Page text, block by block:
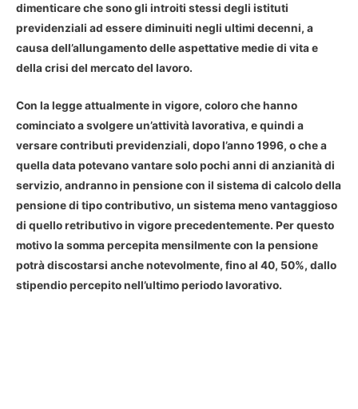
dimenticare che sono gli introiti stessi degli istituti
previdenziali ad essere diminuiti negli ultimi decenni, a
causa dell’allungamento delle aspettative medie di vita e
della crisi del mercato del lavoro.
Con la legge attualmente in vigore, coloro che hanno
cominciato a svolgere un’attività lavorativa, e quindi a
versare contributi previdenziali, dopo l’anno 1996, o che a
quella data potevano vantare solo pochi anni di anzianità di
servizio, andranno in pensione con il sistema di calcolo della
pensione di tipo contributivo, un sistema meno vantaggioso
di quello retributivo in vigore precedentemente. Per questo
motivo la somma percepita mensilmente con la pensione
potrà discostarsi anche notevolmente, fino al 40, 50%, dallo
stipendio percepito nell’ultimo periodo lavorativo.